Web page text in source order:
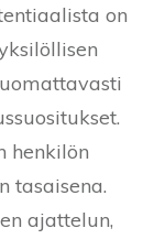
on
henkilön
tasaisena.
ajattelun,